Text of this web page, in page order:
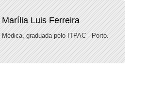
Marília Luis Ferreira
Médica, graduada pelo ITPAC - Porto.